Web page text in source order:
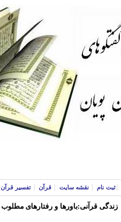
ثبت نام نقشه سایت قرآن تفسیر قرآن
زندگی قرآنی:باورها و رفتارهای